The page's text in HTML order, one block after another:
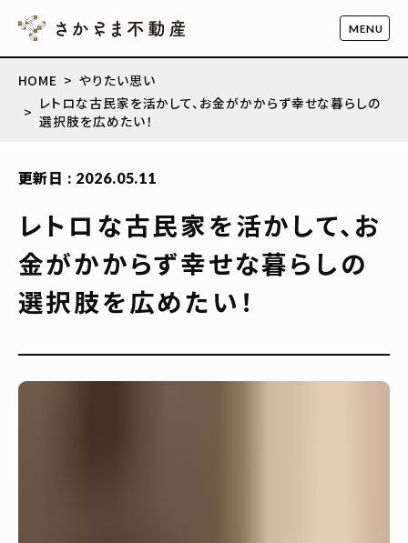
HOME
やりたい思い
レトロな古民家を活かして、お金がかからず幸せな暮らしの
選択肢を広めたい！
更新日 : 2026.05.11
レトロな古民家を活かして、お
金がかからず幸せな暮らしの
選択肢を広めたい！